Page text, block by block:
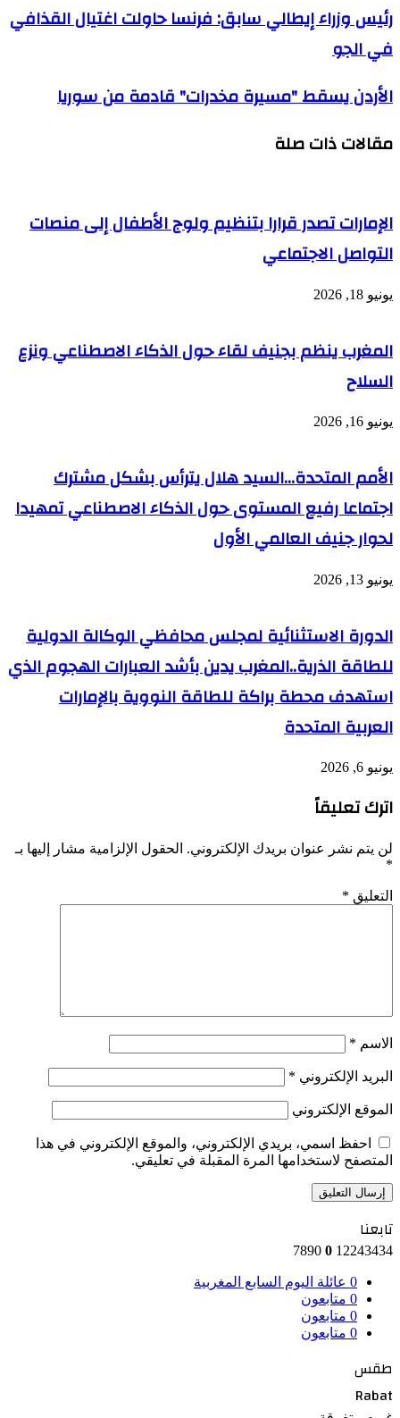
رئيس
وزراء
إيطالي
سابق:
حاولت
في
رئيس وزراء إيطالي سابق: فرنسا حاولت اغتيال القذافي
في الجو
الأردن
يسقط
مخدرات"
الأردن يسقط "مسيرة مخدرات" قادمة من سوريا
مقالات ذات صلة
الإمارات تصدر قرارا بتنظيم ولوج الأطفال إلى منصات
التواصل الاجتماعي
يونيو 18, 2026
المغرب ينظم بجنيف لقاء حول الذكاء الاصطناعي ونزع
السلاح
يونيو 16, 2026
الأمم المتحدة…السيد هلال يترأس بشكل مشترك
اجتماعا رفيع المستوى حول الذكاء الاصطناعي تمهيدا
لحوار جنيف العالمي الأول
يونيو 13, 2026
الدورة الاستثنائية لمجلس محافظي الوكالة الدولية
للطاقة الذرية..المغرب يدين بأشد العبارات الهجوم الذي
استهدف محطة براكة للطاقة النووية بالإمارات
العربية المتحدة
يونيو 6, 2026
اترك تعليقاً
لن يتم نشر عنوان بريدك الإلكتروني. الحقول الإلزامية مشار إليها بـ
*
التعليق *
الاسم *
البريد الإلكتروني *
الموقع الإلكتروني
احفظ اسمي، بريدي الإلكتروني، والموقع الإلكتروني في هذا
المتصفح لاستخدامها المرة المقبلة في تعليقي.
تابعنا
12243434
0
0 عائلة اليوم السابع المغربية
0 متابعون
0 متابعون
0 متابعون
طقس
Rabat